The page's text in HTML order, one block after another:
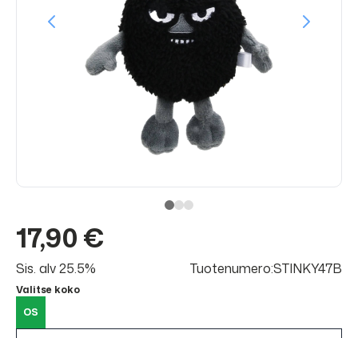
17,90 €
Sis. alv 25.5% Tuotenumero:STINKY47B
Valitse koko
OS